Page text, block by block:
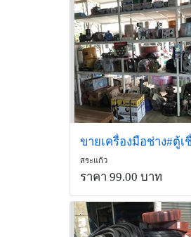
สระแก้ว
ราคา 99.00 บาท